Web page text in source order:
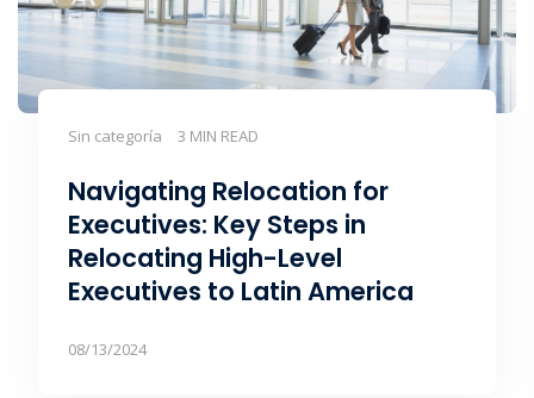
Sin categoría 3 MIN READ
Navigating Relocation for
Executives: Key Steps in
Relocating High-Level
Executives to Latin America
08/13/2024